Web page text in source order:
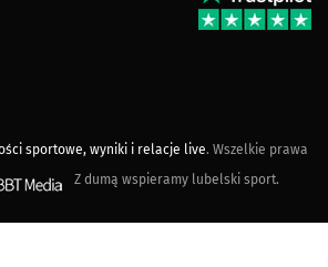
sportowe, wyniki i relacje live. Wszelkie prawa
Z dumą wspieramy lubelski sport.